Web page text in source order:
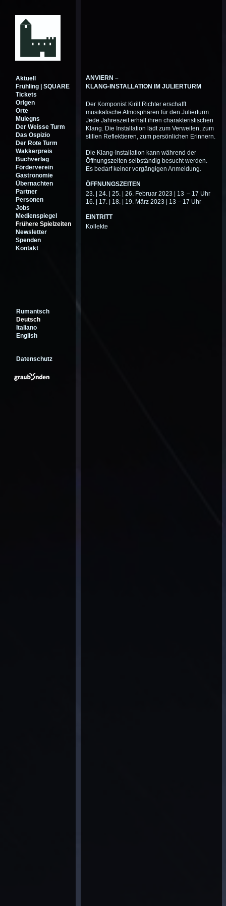
Aktuell
Frühling | SQUARE
Tickets
Origen
Orte
Mulegns
Der Weisse Turm
Das Ospizio
Der Rote Turm
Wakkerpreis
Buchverlag
Förderverein
Gastronomie
Übernachten
Partner
Personen
Jobs
Medienspiegel
Frühere Spielzeiten
Newsletter
Spenden
Kontakt
Rumantsch
Deutsch
Italiano
English
Datenschutz
ANVIERN –
KLANG-INSTALLATION IM JULIERTURM
Der Komponist Kirill Richter erschafft
musikalische Atmosphären für den Julierturm.
Jede Jahreszeit erhält ihren charakteristischen
Klang. Die Installation lädt zum Verweilen, zum
stillen Reflektieren, zum persönlichen Erinnern.
Die Klang-Installation kann während der
Öffnungszeiten selbständig besucht werden.
Es bedarf keiner vorgängigen Anmeldung.
ÖFFNUNGSZEITEN
23. | 24. | 25. | 26. Februar 2023 | 13 – 17 Uhr
16. | 17. | 18. | 19. März 2023 | 13 – 17 Uhr
EINTRITT
Kollekte